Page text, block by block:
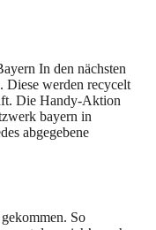
In den nächsten
Diese werden recycelt
Die Handy-Aktion
bayern in
abgegebene
So